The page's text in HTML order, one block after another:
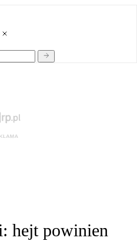
hejt powinien